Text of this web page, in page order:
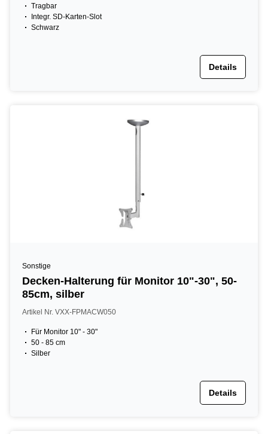
Tragbar
Integr. SD-Karten-Slot
Schwarz
Details
Sonstige
Decken-Halterung für Monitor 10"-30", 50-
85cm, silber
Artikel Nr. VXX-FPMACW050
Für Monitor 10" - 30"
50 - 85 cm
Silber
Details